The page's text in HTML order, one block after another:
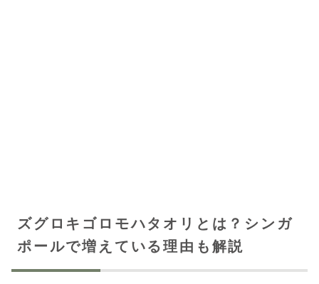
ズグロキゴロモハタオリとは？シンガ
ポールで増えている理由も解説